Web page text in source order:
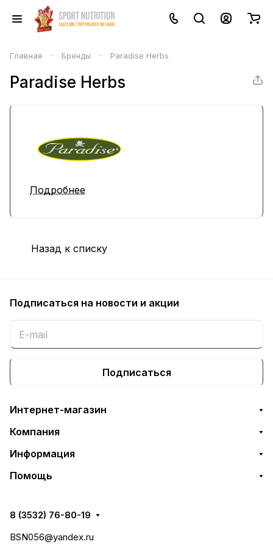
Главная – Бренды – Paradise Herbs
Paradise Herbs
Подробнее
Назад к списку
Подписаться на новости и акции
Подписаться
Интернет-магазин
Компания
Информация
Помощь
8 (3532) 76-80-19
BSN056@yandex.ru